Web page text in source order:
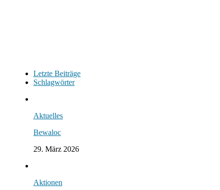
Letzte Beiträge
Schlagwörter
Aktuelles
Bewaloc
29. März 2026
Aktionen